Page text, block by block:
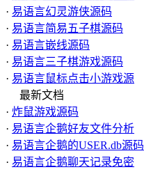
· 易语言幻灵游侠源码
· 易语言简易五子棋源码
· 易语言嵌线源码
· 易语言三子棋游戏源码
· 易语言鼠标点击小游戏源
最新文档
· 炸鼠游戏源码
· 易语言企鹅好友文件分析
· 易语言企鹅的USER.db源码
· 易语言企鹅聊天记录免密